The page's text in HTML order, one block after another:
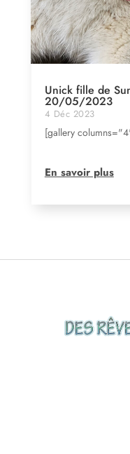
Unick fille de
20/05/2023
4 Déc 2023
[gallery
En savoir plus